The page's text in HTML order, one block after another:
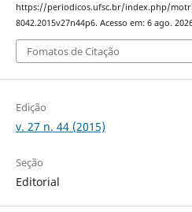
https://periodicos.ufsc.br/index.php/
8042.2015v27n44p6. Acesso em: 6 ago.
Fomatos de Citação
Edição
v. 27 n. 44 (2015)
Seção
Editorial